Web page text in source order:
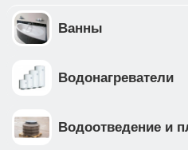
регулируются в
инсталляции выполнена
обеспечивает
комплектом сантехники,
подвесной унитаз
Ванны
Водонагреватели
Водоотведение и